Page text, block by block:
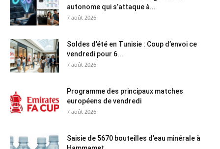
autonome qui s’attaque à...
7 août 2026
Soldes d’été en Tunisie : Coup d’envoi ce
vendredi pour 6...
7 août 2026
Programme des principaux matches
européens de vendredi
7 août 2026
Saisie de 5670 bouteilles d’eau minérale à